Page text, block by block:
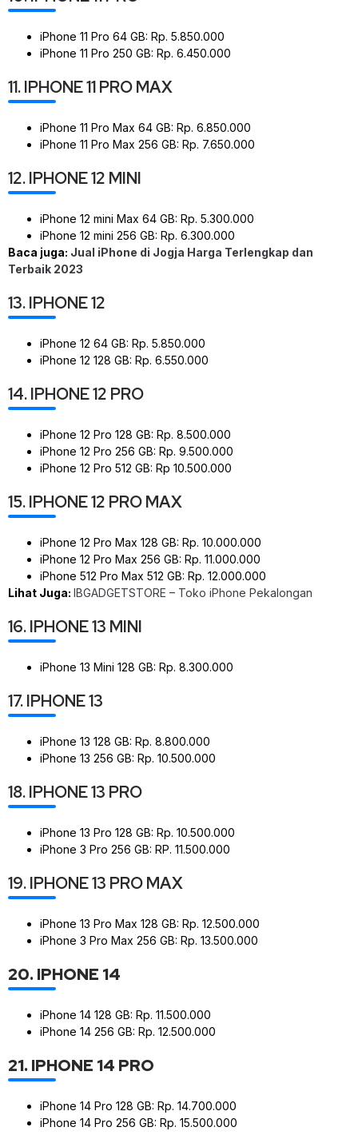
iPhone 11 Pro 64 GB: Rp. 5.850.000
iPhone 11 Pro 250 GB: Rp. 6.450.000
11. IPHONE 11 PRO MAX
iPhone 11 Pro Max 64 GB: Rp. 6.850.000
iPhone 11 Pro Max 256 GB: Rp. 7.650.000
12. IPHONE 12 MINI
iPhone 12 mini Max 64 GB: Rp. 5.300.000
iPhone 12 mini 256 GB: Rp. 6.300.000
Baca juga: Jual iPhone di Jogja Harga Terlengkap dan
Terbaik 2023
13. IPHONE 12
iPhone 12 64 GB: Rp. 5.850.000
iPhone 12 128 GB: Rp. 6.550.000
14. IPHONE 12 PRO
iPhone 12 Pro 128 GB: Rp. 8.500.000
iPhone 12 Pro 256 GB: Rp. 9.500.000
iPhone 12 Pro 512 GB: Rp 10.500.000
15. IPHONE 12 PRO MAX
iPhone 12 Pro Max 128 GB: Rp. 10.000.000
iPhone 12 Pro Max 256 GB: Rp. 11.000.000
iPhone 512 Pro Max 512 GB: Rp. 12.000.000
Lihat Juga: IBGADGETSTORE – Toko iPhone Pekalongan
16. IPHONE 13 MINI
iPhone 13 Mini 128 GB: Rp. 8.300.000
17. IPHONE 13
iPhone 13 128 GB: Rp. 8.800.000
iPhone 13 256 GB: Rp. 10.500.000
18. IPHONE 13 PRO
iPhone 13 Pro 128 GB: Rp. 10.500.000
iPhone 3 Pro 256 GB: RP. 11.500.000
19. IPHONE 13 PRO MAX
iPhone 13 Pro Max 128 GB: Rp. 12.500.000
iPhone 3 Pro Max 256 GB: Rp. 13.500.000
20. IPHONE 14
iPhone 14 128 GB: Rp. 11.500.000
iPhone 14 256 GB: Rp. 12.500.000
21. IPHONE 14 PRO
iPhone 14 Pro 128 GB: Rp. 14.700.000
iPhone 14 Pro 256 GB: Rp. 15.500.000